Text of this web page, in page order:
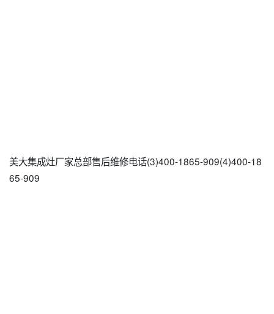
美大集成灶厂家总部售后维修电话(3)400-1865-909(4)400-18
65-909